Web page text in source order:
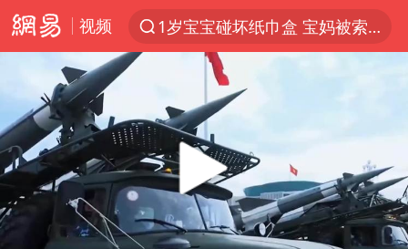
视频
1岁宝宝碰坏纸巾盒 宝妈被索赔924元
Meta被判支付5.67亿美元
47岁妈妈突然产女 26岁女儿：很震惊
阿根廷足协发文力挺因凡蒂诺
中国稀土盘中涨停